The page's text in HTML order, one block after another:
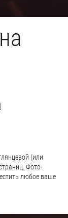
(или
Фото-
любое ваше